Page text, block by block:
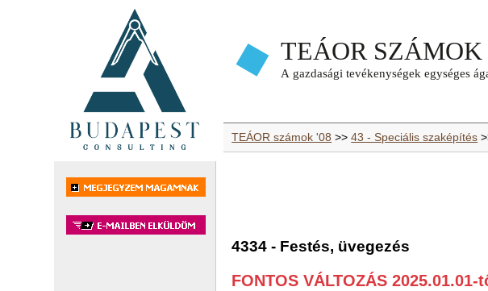
TEÁOR számok '08 >>43 - Speciális szaképítés
4334 - Festés, üvegezés
FONTOS VÁLTOZÁS 2025.01.01-